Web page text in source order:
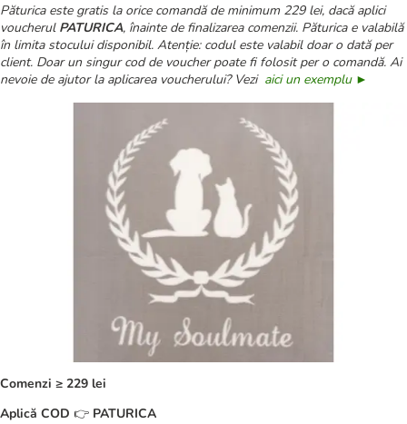
Păturica este gratis la orice comandă de minimum 229 lei, dacă aplici
voucherul PATURICA, înainte de finalizarea comenzii. Păturica e valabilă
în limita stocului disponibil. Atenție: codul este valabil doar o dată per
client. Doar un singur cod de voucher poate fi folosit per o comandă. Ai
nevoie de ajutor la aplicarea voucherului? Vezi aici un exemplu ►
Comenzi ≥ 229 lei
Aplică COD 👉 PATURICA